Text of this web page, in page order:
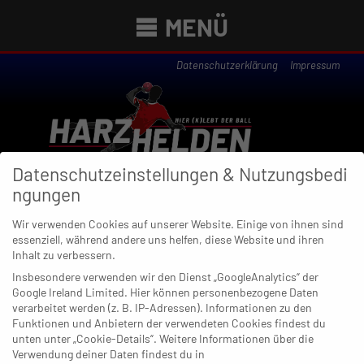
MENÜ
Datenschutzerklärung Impressum
Newsübersicht
23. MÄRZ 2022
Langenfeld überrascht auch
Aldekerk
Datenschutzeinstellungen & Nutzungsbedi
ngungen
Wir verwenden Cookies auf unserer Website. Einige von ihnen sind
essenziell, während andere uns helfen, diese Website und ihren
Inhalt zu verbessern.
Insbesondere verwenden wir den Dienst „GoogleAnalytics“ der
Google Ireland Limited. Hier können personenbezogene Daten
verarbeitet werden (z. B. IP-Adressen). Informationen zu den
Funktionen und Anbietern der verwendeten Cookies findest du
unten unter „Cookie-Details“. Weitere Informationen über die
Verwendung deiner Daten findest du in